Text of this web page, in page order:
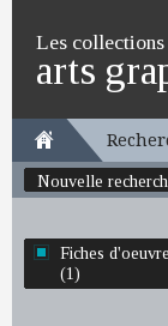
Les collections
arts
Nouvelle
Fiches
(1)